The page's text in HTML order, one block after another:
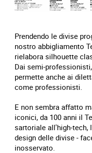
Prendendo le divise
nostro abbigliamento
rielabora silhouette
Dai semi-
permette anche ai
come professionisti.
E non sembra affatto
iconici, da 100 anni il
sartoriale all'high-tech,
design delle divise -
inosservato.